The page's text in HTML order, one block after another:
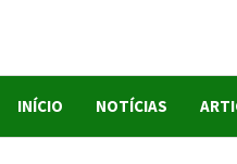
INÍCIO NOTÍCIAS